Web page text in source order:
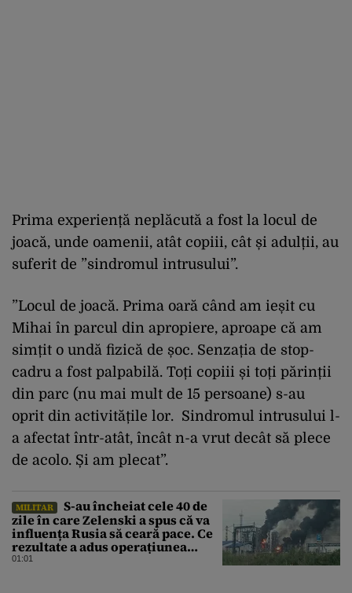
Prima experiență neplăcută a fost la locul de
joacă, unde oamenii, atât copiii, cât și adulții, au
suferit de ”sindromul intrusului”.
”Locul de joacă. Prima oară când am ieșit cu
Mihai în parcul din apropiere, aproape că am
simțit o undă fizică de șoc. Senzația de stop-
cadru a fost palpabilă. Toți copiii și toți părinții
din parc (nu mai mult de 15 persoane) s-au
oprit din activitățile lor. Sindromul intrusului l-
a afectat într-atât, încât n-a vrut decât să plece
de acolo. Și am plecat”.
MILITAR
S-au încheiat cele 40 de
zile în care Zelenski a spus că va
influența Rusia să ceară pace. Ce
rezultate a adus operațiunea
Kievului
01:01